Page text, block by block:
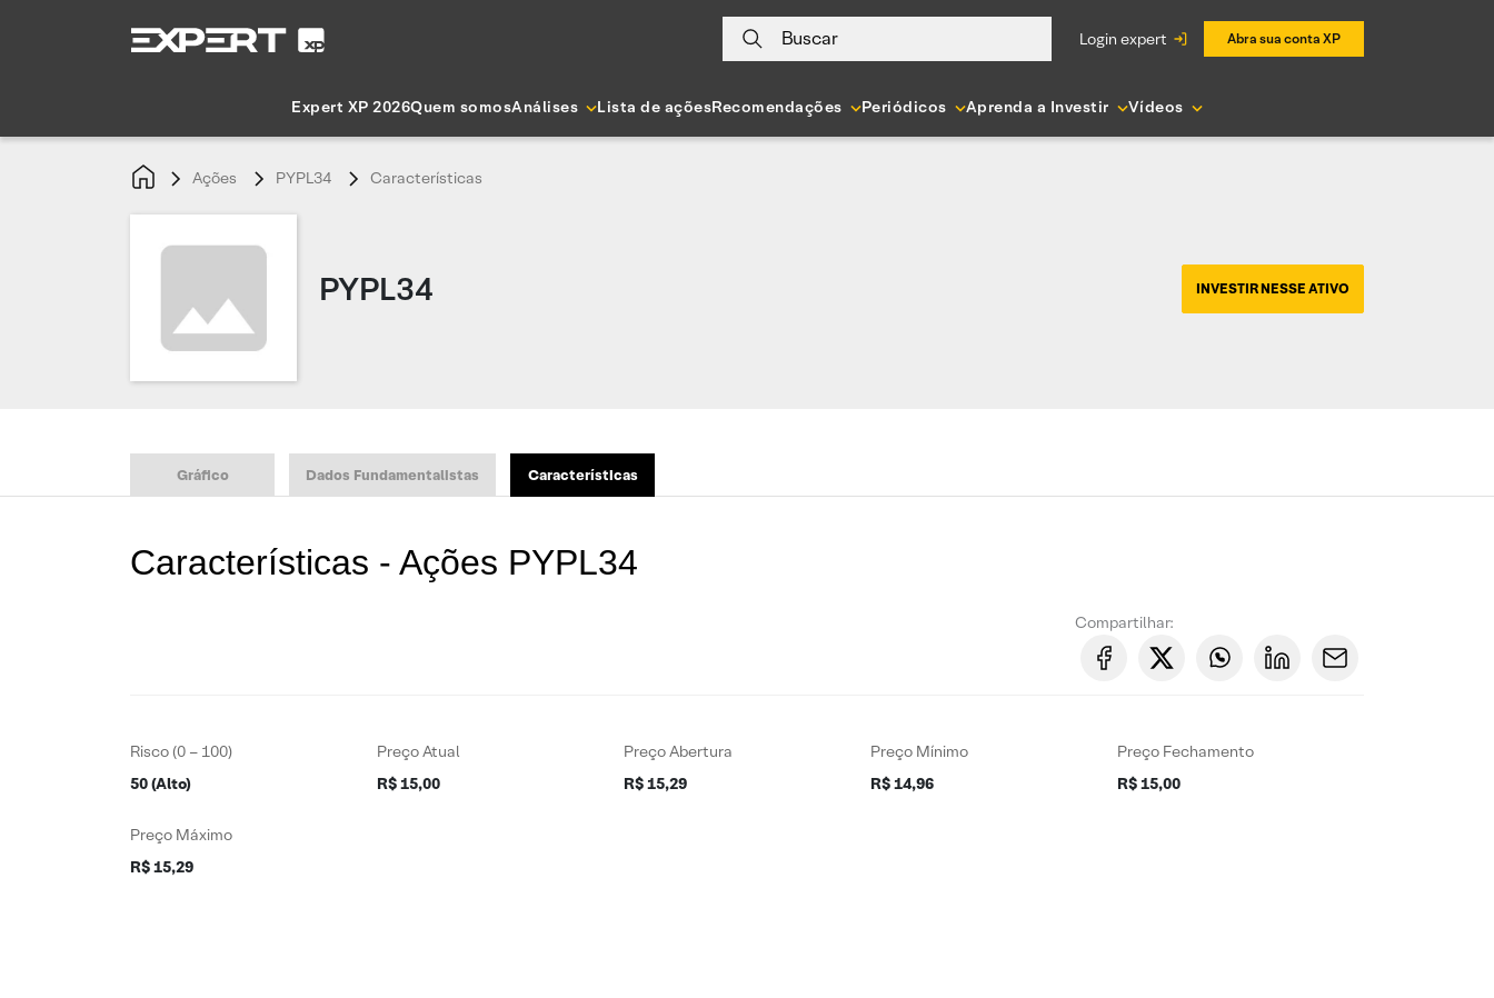
Buscar login expert Abra sua conta XP
Expert XP 2026Quem somosAnálises Lista de açõesRecomendações Periódicos Aprenda a Investir Vídeos
Ações PYPL34 Características
PYPL34 INVESTIR NESSE ATIVO
Gráfico Dados Fundamentalistas Características
Características - Ações PYPL34
Compartilhar:
Risco (0 – 100)
50 (Alto)
Preço Atual
R$ 15,00
Preço Abertura
R$ 15,29
Preço Mínimo
R$ 14,96
Preço Fechamento
R$ 15,00
Preço Máximo
R$ 15,29